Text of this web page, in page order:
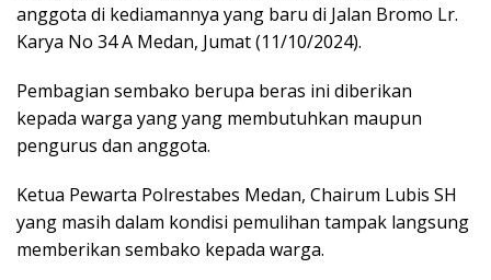
anggota di kediamannya yang baru di Jalan Bromo Lr.
Karya No 34 A Medan, Jumat (11/10/2024).
Pembagian sembako berupa beras ini diberikan
kepada warga yang yang membutuhkan maupun
pengurus dan anggota.
Ketua Pewarta Polrestabes Medan, Chairum Lubis SH
yang masih dalam kondisi pemulihan tampak langsung
memberikan sembako kepada warga.